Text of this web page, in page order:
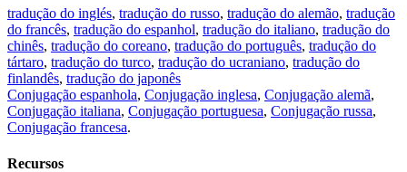
tradução do inglés, tradução do russo, tradução do alemão, tradução
do francês, tradução do espanhol, tradução do italiano, tradução do
chinês, tradução do coreano, tradução do português, tradução do
tártaro, tradução do turco, tradução do ucraniano, tradução do
finlandês, tradução do japonês
Conjugação espanhola, Conjugação inglesa, Conjugação alemã,
Conjugação italiana, Conjugação portuguesa, Conjugação russa,
Conjugação francesa.
Recursos